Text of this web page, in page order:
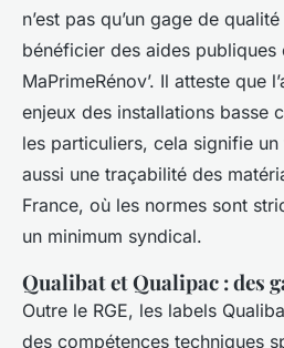
n’est pas qu’un gage de
bénéficier des aides publiques
MaPrimeRénov’. Il atteste que
enjeux des installations basse
les particuliers, cela signifie
aussi une traçabilité des
France, où les normes sont
un minimum syndical.
Qualibat et Qualipac : des
Outre le RGE, les labels
des compétences techniques